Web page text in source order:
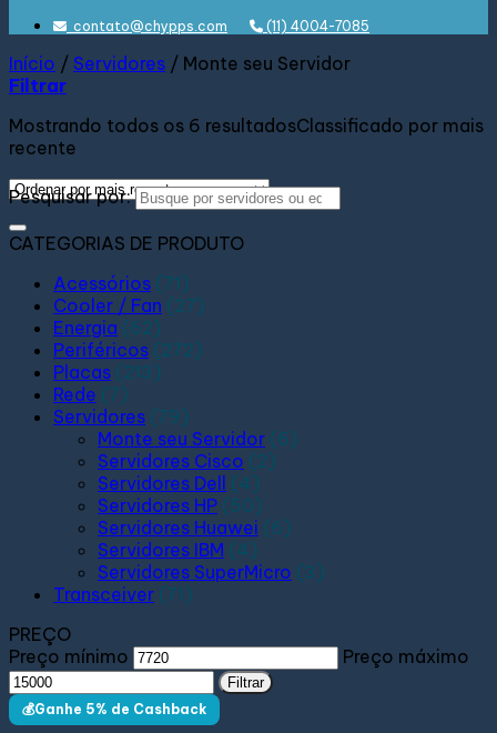
contato@chypps.com (11) 4004-7085
Início / Servidores / Monte seu Servidor
Filtrar
Mostrando todos os 6 resultadosClassificado por mais
recente
Pesquisar por:
CATEGORIAS DE PRODUTO
Acessórios (71)
Cooler / Fan (27)
Energia (62)
Periféricos (272)
Placas (213)
Rede (7)
Servidores (79)
Monte seu Servidor (6)
Servidores Cisco (2)
Servidores Dell
(4)
Servidores HP (50)
Servidores Huawei (6)
Servidores IBM (4)
Servidores SuperMicro (3)
Transceiver (71)
PREÇO
Preço mínimo
Preço máximo
Filtrar
💰Ganhe 5% de Cashback